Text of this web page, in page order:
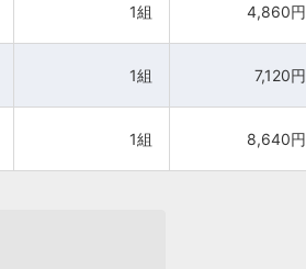
1組 4,860円
1組 7,120円
1組 8,640円
1組 4,860円
1組 7,120円
1組 8,640円